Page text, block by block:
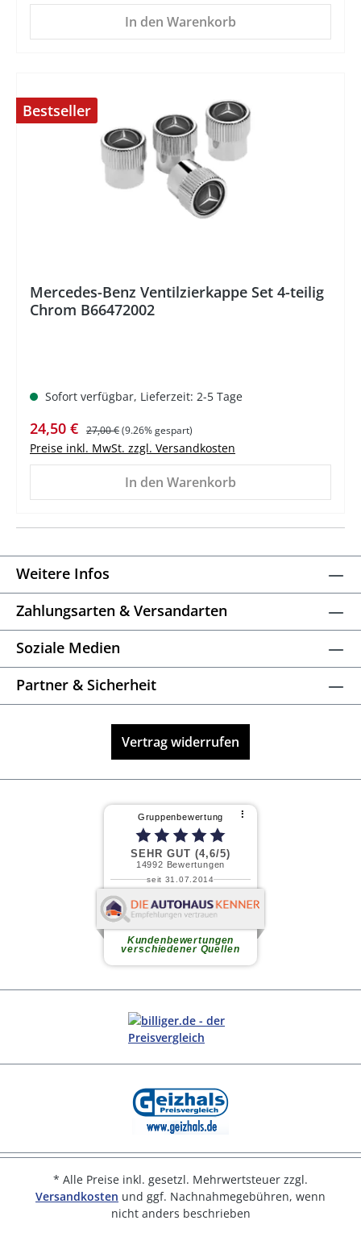
In den Warenkorb
Bestseller
Mercedes-Benz Ventilzierkappe Set 4-teilig
Chrom B66472002
Sofort verfügbar, Lieferzeit: 2-5 Tage
Verkaufspreis:
24,50 € Regulärer Preis:
27,00 €(9.26% gespart)
Preise inkl. MwSt. zzgl. Versandkosten
In den Warenkorb
Weitere Infos
Zahlungsarten & Versandarten
Soziale Medien
Partner & Sicherheit
Vertrag widerrufen
* Alle Preise inkl. gesetzl. Mehrwertsteuer zzgl.
Versandkosten und ggf. Nachnahmegebühren, wenn
nicht anders beschrieben